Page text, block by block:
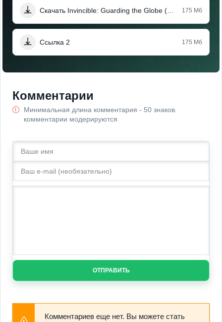
175 Мб
Ссылка 2 175 Мб
Комментарии
Минимальная длина комментария - 50 знаков.
комментарии модерируются
ОТПРАВИТЬ
Комментариев еще нет. Вы можете стать